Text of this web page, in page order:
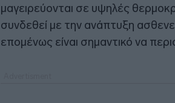
μαγειρεύονται σε υψηλές
συνδεθεί με την ανάπτυξη
επομένως είναι σημαντικό να